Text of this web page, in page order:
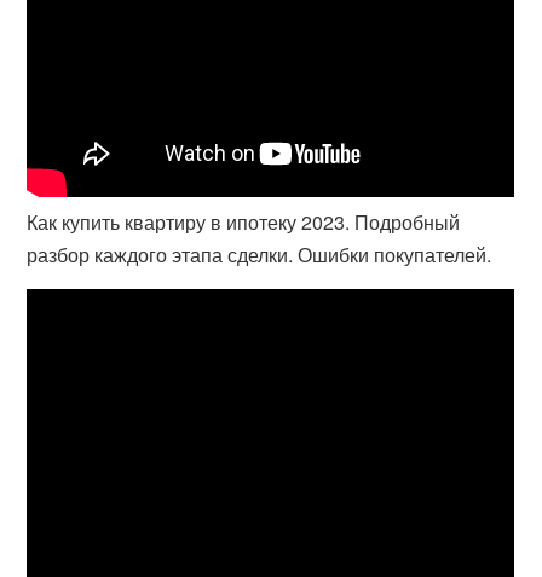
Как купить квартиру в ипотеку 2023. Подробный
разбор каждого этапа сделки. Ошибки покупателей.